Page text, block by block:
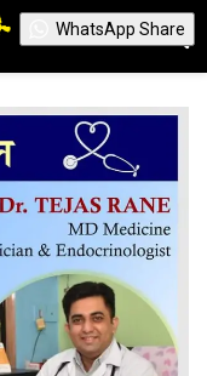
WhatsApp Share